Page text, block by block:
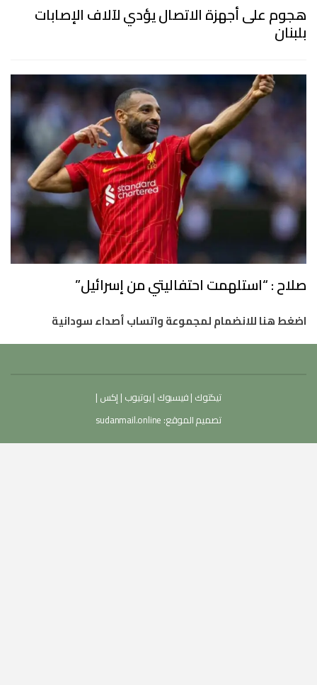
هجوم على أجهزة الاتصال يؤدي لآلاف الإصابات
بلبنان
صلاح : “استلهمت احتفاليتي من إسرائيل”
اضغط هنا للانضمام لمجموعة واتساب أصداء سودانية
تيكتوك |فيسبوك |يوتيوب |إكس |
تصميم الموقع: sudanmail.online